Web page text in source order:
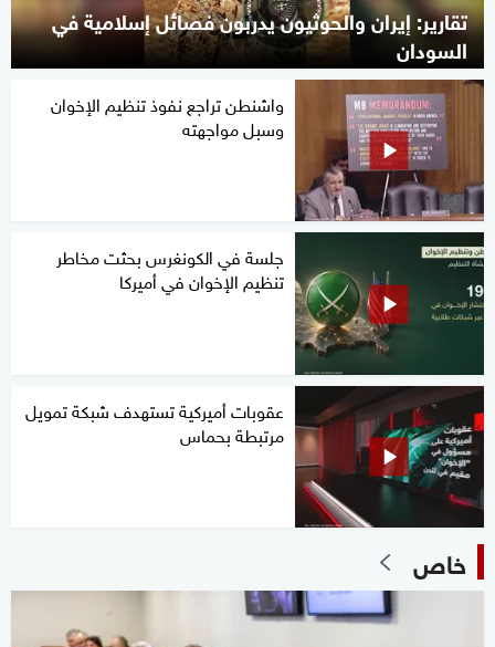
تقارير: إيران والحوثيون يدربون فصائل إسلامية في
السودان
واشنطن تراجع نفوذ تنظيم الإخوان
وسبل مواجهته
جلسة في الكونغرس بحثت مخاطر
تنظيم الإخوان في أميركا
عقوبات أميركية تستهدف شبكة تمويل
مرتبطة بحماس
خاص